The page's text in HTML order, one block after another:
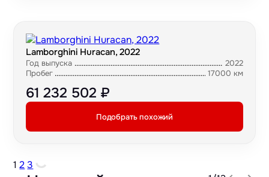
Lamborghini Huracan, 2022
Год выпуска
2022
Пробег
17000 км
61 232 502 ₽
Подобрать похожий
1 2 3